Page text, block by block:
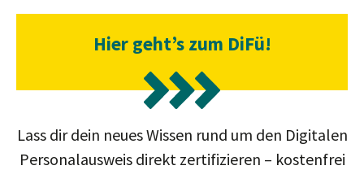
Hier geht’s zum DiFü!
Lass dir dein neues Wissen rund um den Digitalen
Personalausweis direkt zertifizieren – kostenfrei